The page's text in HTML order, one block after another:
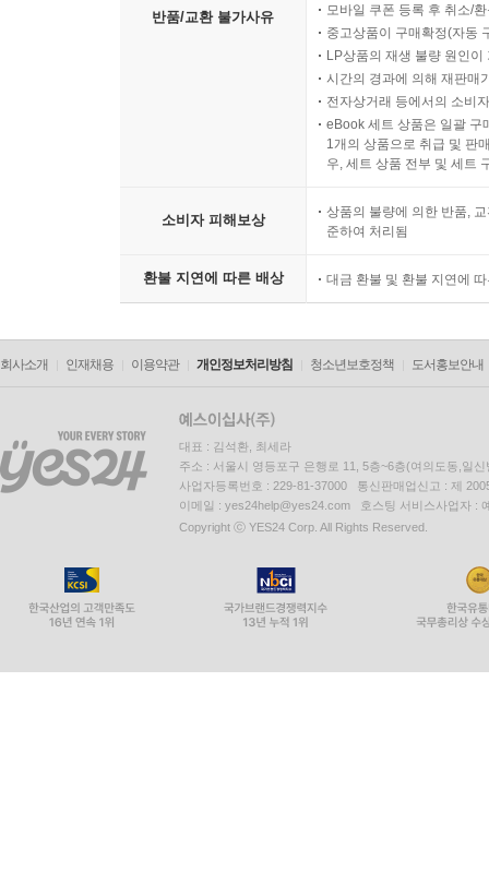
반품/교환 불가사유
모바일 쿠폰 등록 후 취소/
중고상품이 구매확정(자동
LP상품의 재생 불량 원인
시간의 경과에 의해 재판매
전자상거래 등에서의 소비
eBook 세트 상품은 일괄 구
1개의 상품으로 취급 및 판
우, 세트 상품 전부 및 세트
소비자 피해보상
상품의 불량에 의한 반품,
준하여 처리됨
환불 지연에 따른 배상 대금 환불 및 환불 지연에
회사소개 인재채용 이용약관 개인정보처리방침 청소년보호정책 도서홍보안내
대표 : 김석환, 최세라
주소 : 서울시 영등포구 은행로 11, 5층~6층(여의도동,일신
사업자등록번호 : 229-81-37000 통신판매업신고 : 제
이메일 : yes24help@yes24.com 호스팅 서비스사업자 :
Copyright ⓒ YES24 Corp. All Rights Reserved.